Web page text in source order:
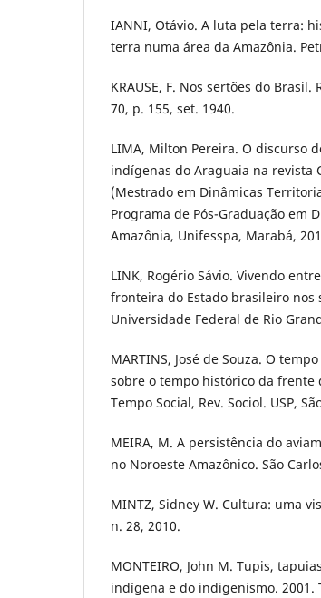
IANNI, Otávio. A luta pela terra:
terra numa área da Amazônia.
KRAUSE, F. Nos sertões do
70, p. 155, set. 1940.
LIMA, Milton Pereira. O discurso
indígenas do Araguaia na revista
(Mestrado em Dinâmicas
Programa de Pós-Graduação em
Amazônia, Unifesspa, Marabá,
LINK, Rogério Sávio. Vivendo
fronteira do Estado brasileiro nos
Universidade Federal de Rio
MARTINS, José de Souza. O
sobre o tempo histórico da frente
Tempo Social, Rev. Sociol. USP,
MEIRA, M. A persistência do
no Noroeste Amazônico. São
MINTZ, Sidney W. Cultura: uma
n. 28, 2010.
MONTEIRO, John M. Tupis,
indígena e do indigenismo. 2001.